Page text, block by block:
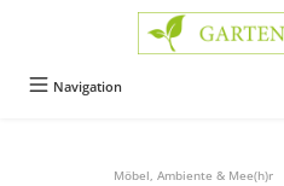
Navigation
Möbel, Ambiente & Mee(h)r